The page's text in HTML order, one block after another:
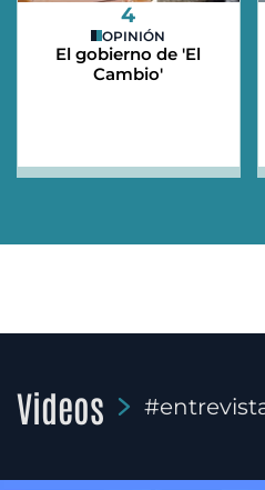
4
OPINIÓN
El gobierno de 'El
Cambio'
Videos